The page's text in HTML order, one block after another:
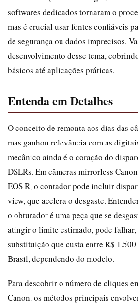
softwares dedicados tornaram o
mas é crucial usar fontes confiáveis
de segurança ou dados imprecisos.
desenvolvimento desse tema,
básicos até aplicações práticas.
Entenda em Detalhes
O conceito de remonta aos dias das
mas ganhou relevância com as
mecânico ainda é o coração do
DSLRs. Em câmeras mirrorless
EOS R, o contador pode incluir
view, que acelera o desgaste.
o obturador é uma peça que se
atingir o limite estimado, pode
substituição que custa entre R$
Brasil, dependendo do modelo.
Para descobrir o número de cliques
Canon, os métodos principais